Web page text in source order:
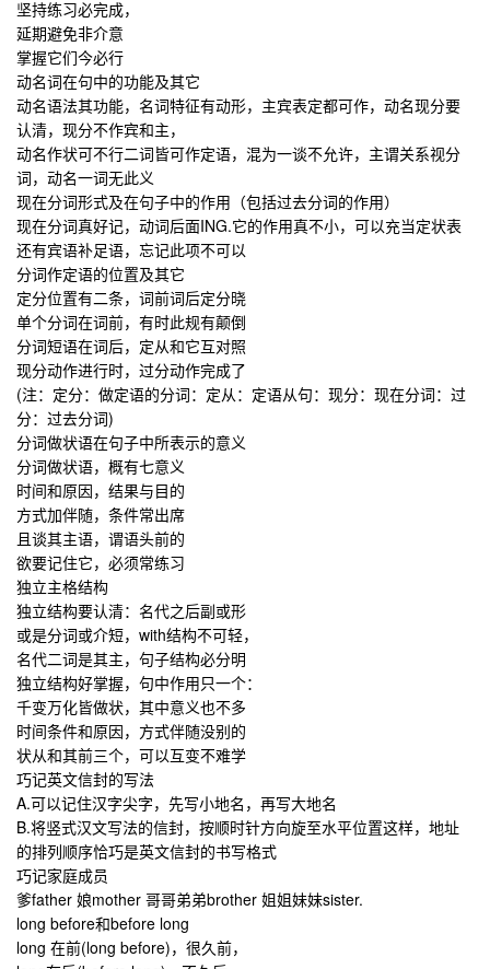
坚持练习必完成，
延期避免非介意
掌握它们今必行
动名词在句中的功能及其它
动名语法其功能，名词特征有动形，主宾表定都可作，动名现分要
认清，现分不作宾和主，
动名作状可不行二词皆可作定语，混为一谈不允许，主谓关系视分
词，动名一词无此义
现在分词形式及在句子中的作用（包括过去分词的作用）
现在分词真好记，动词后面ING.它的作用真不小，可以充当定状表
还有宾语补足语，忘记此项不可以
分词作定语的位置及其它
定分位置有二条，词前词后定分晓
单个分词在词前，有时此规有颠倒
分词短语在词后，定从和它互对照
现分动作进行时，过分动作完成了
(注：定分：做定语的分词：定从：定语从句：现分：现在分词：过
分：过去分词)
分词做状语在句子中所表示的意义
分词做状语，概有七意义
时间和原因，结果与目的
方式加伴随，条件常出席
且谈其主语，谓语头前的
欲要记住它，必须常练习
独立主格结构
独立结构要认清：名代之后副或形
或是分词或介短，with结构不可轻，
名代二词是其主，句子结构必分明
独立结构好掌握，句中作用只一个：
千变万化皆做状，其中意义也不多
时间条件和原因，方式伴随没别的
状从和其前三个，可以互变不难学
巧记英文信封的写法
A.可以记住汉字尖字，先写小地名，再写大地名
B.将竖式汉文写法的信封，按顺时针方向旋至水平位置这样，地址
的排列顺序恰巧是英文信封的书写格式
巧记家庭成员
爹father 娘mother 哥哥弟弟brother 姐姐妹妹sister.
long before和before long
long 在前(long before)，很久前，